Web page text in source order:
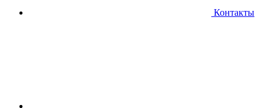
Контакты